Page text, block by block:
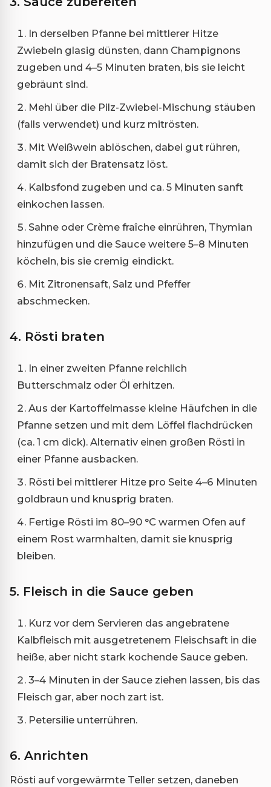
In derselben Pfanne bei mittlerer Hitze
Zwiebeln glasig dünsten, dann Champignons
zugeben und 4–5 Minuten braten, bis sie leicht
gebräunt sind.
Mehl über die Pilz-Zwiebel-Mischung stäuben
(falls verwendet) und kurz mitrösten.
Mit Weißwein ablöschen, dabei gut rühren,
damit sich der Bratensatz löst.
Kalbsfond zugeben und ca. 5 Minuten sanft
einkochen lassen.
Sahne oder Crème fraîche einrühren, Thymian
hinzufügen und die Sauce weitere 5–8 Minuten
köcheln, bis sie cremig eindickt.
Mit Zitronensaft, Salz und Pfeffer
abschmecken.
4. Rösti braten
In einer zweiten Pfanne reichlich
Butterschmalz oder Öl erhitzen.
Aus der Kartoffelmasse kleine Häufchen in die
Pfanne setzen und mit dem Löffel flachdrücken
(ca. 1 cm dick). Alternativ einen großen Rösti in
einer Pfanne ausbacken.
Rösti bei mittlerer Hitze pro Seite 4–6 Minuten
goldbraun und knusprig braten.
Fertige Rösti im 80–90 °C warmen Ofen auf
einem Rost warmhalten, damit sie knusprig
bleiben.
5. Fleisch in die Sauce geben
Kurz vor dem Servieren das angebratene
Kalbfleisch mit ausgetretenem Fleischsaft in die
heiße, aber nicht stark kochende Sauce geben.
3–4 Minuten in der Sauce ziehen lassen, bis das
Fleisch gar, aber noch zart ist.
Petersilie unterrühren.
6. Anrichten
Rösti auf vorgewärmte Teller setzen, daneben